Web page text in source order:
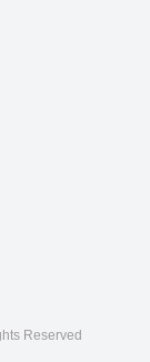
Reserved